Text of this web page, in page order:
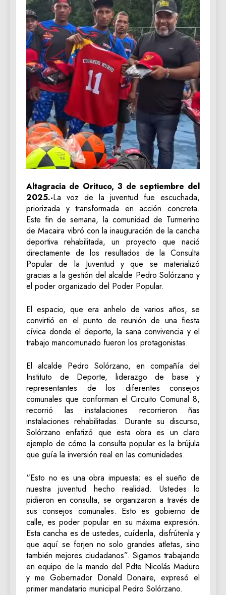
Altagracia de Orituco, 3 de septiembre del
2025.-La voz de la juventud fue escuchada,
priorizada y transformada en acción concreta.
Este fin de semana, la comunidad de Turmerino
de Macaira vibró con la inauguración de la cancha
deportiva rehabilitada, un proyecto que nació
directamente de los resultados de la Consulta
Popular de la Juventud y que se materializó
gracias a la gestión del alcalde Pedro Solórzano y
el poder organizado del Poder Popular.
El espacio, que era anhelo de varios años, se
convirtió en el punto de reunión de una fiesta
cívica donde el deporte, la sana convivencia y el
trabajo mancomunado fueron los protagonistas.
El alcalde Pedro Solórzano, en compañía del
Instituto de Deporte, liderazgo de base y
representantes de los diferentes consejos
comunales que conforman el Circuito Comunal 8,
recorrió las instalaciones recorrieron ñas
instalaciones rehabilitadas. Durante su discurso,
Solórzano enfatizó que esta obra es un claro
ejemplo de cómo la consulta popular es la brújula
que guía la inversión real en las comunidades.
“Esto no es una obra impuesta; es el sueño de
nuestra juventud hecho realidad. Ustedes lo
pidieron en consulta, se organizaron a través de
sus consejos comunales. Esto es gobierno de
calle, es poder popular en su máxima expresión.
Esta cancha es de ustedes, cuídenla, disfrútenla y
que aquí se forjen no solo grandes atletas, sino
también mejores ciudadanos”. Sigamos trabajando
en equipo de la mando del Pdte Nicolás Maduro
y me Gobernador Donald Donaire, expresó el
primer mandatario municipal Pedro Solórzano.